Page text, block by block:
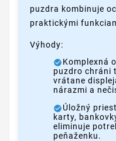
puzdra kombinuje
praktickými
Výhody:
Komplexná
puzdro chráni
vrátane
nárazmi a
Úložný
karty,
eliminuje
peňaženku.